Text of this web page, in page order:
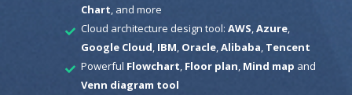
Chart , and more
Cloud architecture design tool: AWS Azure,
Google Cloud IBM Oracle, Alibaba Tencent
Powerful Flowchart Floor plan Mind map and
Venn diagram tool